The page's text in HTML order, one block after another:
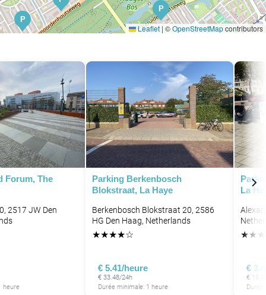
P
P
P
P
P
P
Leaflet |©OpenStreetMapcontributors
Forum, The
2517 JW Den
heure
Parking Berkenbosch
Blokstraat, La Haye
Berkenbosch Blokstraat 20, 2586
HG Den Haag, Netherlands
★★★★☆
€ 5.41/heure
€ 33.48/24h
Durée minimale: 1 heure
La
★★ ★
€
€
Durée